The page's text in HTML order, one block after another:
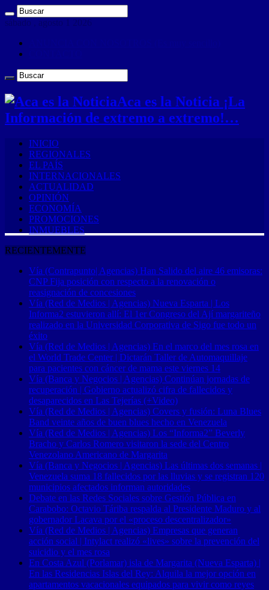
sábado , agosto 1 2026
Aca es la Noticia ¡La
Información de extremo a extremo!…
INICIO
REGIONALES
EL PAÍS
INTERNACIONALES
ACTUALIDAD
OPINIÓN
ECONOMÍA
PROMOCIONES
INMUEBLES
RECIENTEMENTE
Vía (Contrapunto| Agencias) Han Salido del aire 46 emisoras:
CNP Fija posición con respecto a la renovación o
reasignación de concesiones
Vía (Red de Medios | Agencias) Nueva Esparta | Los
Informa2 estuvieron allí: El 1er Congreso del Ají margariteño
realizado en la Universidad Corporativa de Sigo fue todo un
éxito
Vía (Red de Medios | Agencias) En el marco del mes rosa en
el World Trade Center | Dictarán Taller de Automaquillaje
para pacientes con cáncer de mama este viernes 14
Vía (Banca y Negocios | Agencias) Continúan jornadas de
recuperación | Gobierno actualizó cifra de fallecidos y
desaparecidos en Las Tejerías (+Video)
Vía (Red de Medios | Agencias) Covers y fusión: Luna Blues
Band veinte años de buen blues hecho en Venezuela
Vía (Red de Medios | Agencias) Los “Informa2” Beverly
Bracho y Carlos Romero visitaron la sede del Centro
Venezolano Americano de Margarita
Vía (Banca y Negocios | Agencias) Las últimas dos semanas |
Venezuela suma 18 fallecidos por las lluvias y se registran 120
municipios afectados informan autoridades
Debate en las Redes Sociales sobre Gestión Pública en
Carabobo: Octavio Táriba respalda al Presidente Maduro y al
gobernador Lacava por el «proceso descentralizador»
Vía (Red de Medios | Agencias) Empresas que generan
acción social | Intylact realizó «lives» sobre la prevención del
suicidio y el mes rosa
En Costa Azul (Porlamar) isla de Margarita (Nueva Esparta) |
En las Residencias Islas del Rey: Alquila la mejor opción en
apartamentos vacacionales equipados para vivir como reyes